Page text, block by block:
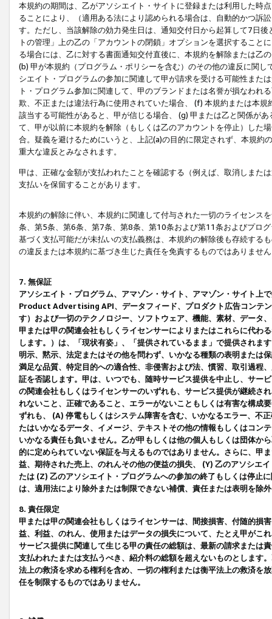
本規約の期間は、乙がアソシエイト・サイトに登録または利用した時
ることにより、（適用ある法により認められる場合は、自動的かつ訴
す。ただし、当該解除の効力発生日は、通知交付日から起算して7日
トの管理」上の乙の「アカウントの閉鎖」オプションを選択するこ
る場合には、乙に対する書面通知交付直後に、本規約を解除または乙
(b) 甲が本規約（プログラム・ポリシーを含む）のその他の違反に関
シエイト・プログラムの参加に関連して甲が請求を受ける可能性また
ト・プログラム参加に関連して、甲のブランドまたは名誉が損なわれ
欺、不正または違法行為に使用されていた場合、 (f) 本規約または本
該当する可能性があると、甲が信じる場合、 (g) 甲または乙と関係が
て、甲が以前に本規約を解除（もしくは乙のアカウントを停止）した
合。疑義を避けるためにいうと、上記(a)の目的に限定されず、本規
重大な違反とみなされます。
甲は、正確な金額が支払われたことを確認する（例えば、取消しまた
支払いを保留することがあります。
本規約の解除に伴い、本規約に関連して付与された一切のライセンス
条、第5条、第6条、第7条、第8条、第10条および第11条およびプロ
基づく支払可能だが未払いの支払義務は、本規約の解除後も存続する
の違反または本規約に基づき生じた責任を免責するものではありませ
7. 無保証
アソシエイト・プログラム、アマゾン・サイト、アマゾン・サイト上
Product Advertising API、データフィード、プロダクト広告コンテ
す）および一切のテクノロジー、ソフトウェア、機能、素材、データ
甲または甲の関連会社もしくライセンサーによりまたはこれらに代わ
します。）は、「現状有姿」、「提供されているまま」で提供されま
明示、黙示、法定またはその他を問わず、いかなる種類の表明または
満足な品質、特定目的への適合性、非侵害および法、慣習、取引過程
証を否認します。甲は、いつでも、随時サービス提供を中止し、サー
の関連会社もしくはライセンサーのいずれも、サービス提供が継続さ
れないこと、正確であること、エラーがないこともしくは有害な構成
ずれも、 (A) 停電もしくはシステム障害を含む、いかなるエラー、不
たはいかなるデータ、イメージ、テキストその他の情報もしくはコン
いかなる責任も負いません。乙が甲もしくは他の個人もしくは団体か
的に定められていない保証を与えるものではありません。さらに、甲
益、期待された売上、のれんその他の便益の損失、 (Y) 乙のアソシエ
たは (Z) 乙のアソシエイト・プログラムへの参加の終了もしくは停止
は、適用法により除外または制限できない補償、責任または表明を除
8. 責任限定
甲または甲の関連会社もしくはライセンサーは、間接損害、付随的損
益、利益、のれん、使用またはデータの損失について、たとえ甲がこ
サービス提供に関連して生じる甲の責任の総額は、最新の請求または
支払われたまたは支払うべき、紹介料の総額を超えないものとします
法上の救済を求める権利を含め、一切の権利または衡平法上の救済を
任を制限するものではありません。